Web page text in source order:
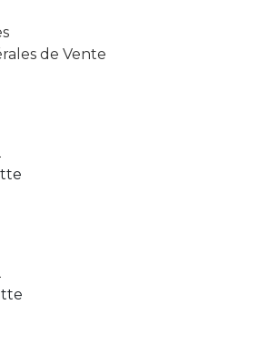
de Vente